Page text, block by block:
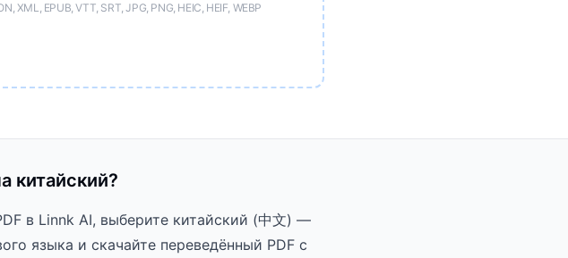
XML, EPUB, VTT, SRT, JPG, PNG, HEIC, HEIF, WEBP
китайский?
в Linnk AI, выберите китайский (中文) —
языка и скачайте переведённый PDF с